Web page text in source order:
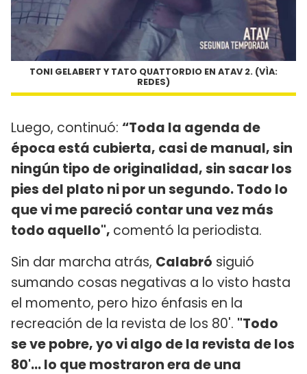
TONI GELABERT Y TATO QUATTORDIO EN ATAV 2. (VÌA:
REDES)
Luego, continuó: “Toda la agenda de
época está cubierta, casi de manual, sin
ningún tipo de originalidad, sin sacar los
pies del plato ni por un segundo. Todo lo
que vi me pareció contar una vez más
todo aquello", comentó la periodista.
Sin dar marcha atrás, Calabró siguió
sumando cosas negativas a lo visto hasta
el momento, pero hizo énfasis en la
recreación de la revista de los 80'. "Todo
se ve pobre, yo vi algo de la revista de los
80'... lo que mostraron era de una